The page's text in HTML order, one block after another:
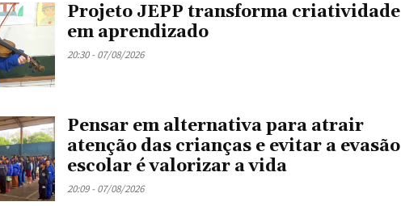
Projeto JEPP transforma criatividade
em aprendizado
20:30 - 07/08/2026
Pensar em alternativa para atrair
atenção das crianças e evitar a evasão
escolar é valorizar a vida
20:09 - 07/08/2026